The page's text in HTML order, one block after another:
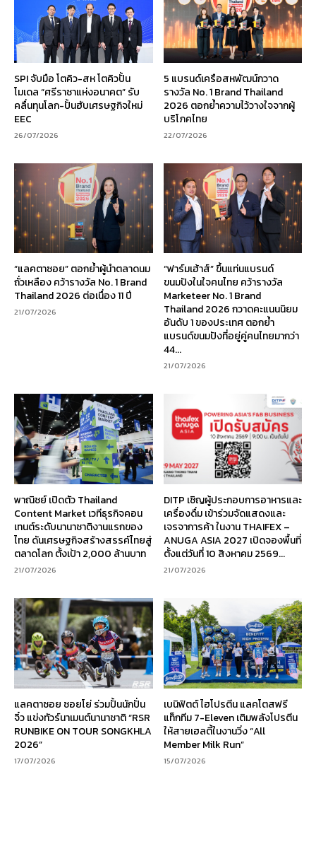
SPI จับมือ โตคิว-สห โตคิวปั้น
โมเดล “ศรีราชาแห่งอนาคต” รับ
คลื่นทุนโลก-ปั้นฮับเศรษฐกิจใหม่
EEC
26/07/2026
5 แบรนด์เครือสหพัฒน์กวาด
รางวัล No. 1 Brand Thailand
2026 ตอกย้ำความไว้วางใจจากผู้
บริโภคไทย
22/07/2026
“แลคตาซอย” ตอกย้ำผู้นำตลาดนม
ถั่วเหลือง คว้ารางวัล No. 1 Brand
Thailand 2026 ต่อเนื่อง 11 ปี
21/07/2026
“ฟาร์มเฮ้าส์” ขึ้นแท่นแบรนด์
ขนมปังในใจคนไทย คว้ารางวัล
Marketeer No. 1 Brand
Thailand 2026 กวาดคะแนนนิยม
อันดับ 1 ของประเทศ ตอกย้ำ
แบรนด์ขนมปังที่อยู่คู่คนไทยมากว่า
44...
21/07/2026
พาณิชย์ เปิดตัว Thailand
Content Market เวทีธุรกิจคอน
เทนต์ระดับนานาชาติงานแรกของ
ไทย ดันเศรษฐกิจสร้างสรรค์ไทยสู่
ตลาดโลก ตั้งเป้า 2,000 ล้านบาท
21/07/2026
DITP เชิญผู้ประกอบการอาหารและ
เครื่องดื่ม เข้าร่วมจัดแสดงและ
เจรจาการค้า ในงาน THAIFEX –
ANUGA ASIA 2027 เปิดจองพื้นที่
ตั้งแต่วันที่ 10 สิงหาคม 2569...
21/07/2026
แลคตาซอย ซอยโย่ ร่วมปั้นนักปั่น
จิ๋ว แข่งทัวร์นาเมนต์นานาชาติ “RSR
RUNBIKE ON TOUR SONGKHLA
2026”
17/07/2026
เบนิฟิตต์ ไฮโปรตีน แลคโตสฟรี
แท็กทีม 7-Eleven เติมพลังโปรตีน
ให้สายเฮลตี้ในงานวิ่ง “All
Member Milk Run”
15/07/2026